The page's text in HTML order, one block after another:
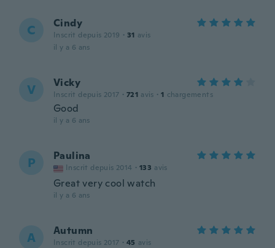
C Cindy
Inscrit depuis 2019 · 31 avis
il y a 6 ans
V Vicky
Inscrit depuis 2017 · 721 avis · 1 chargements
Good
il y a 6 ans
P Paulina
Inscrit depuis 2014 · 133 avis
Great very cool watch
il y a 6 ans
A Autumn
Inscrit depuis 2017 · 45 avis